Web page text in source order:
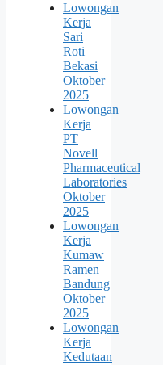
Lowongan
Kerja
Sari
Roti
Bekasi
Oktober
2025
Lowongan
Kerja
PT
Novell
Pharmaceutical
Laboratories
Oktober
2025
Lowongan
Kerja
Kumaw
Ramen
Bandung
Oktober
2025
Lowongan
Kerja
Kedutaan